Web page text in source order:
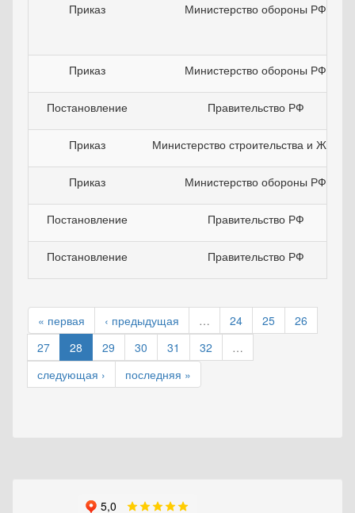
Приказ Министерство обороны РФ
Приказ Министерство обороны РФ
Постановление Правительство РФ
Приказ Министерство строительства и ЖКХ
Приказ Министерство обороны РФ
Постановление Правительство РФ
Постановление Правительство РФ
« первая ‹ предыдущая … 24 25
26
27
28 29 30 31 32
…
следующая ›
последняя »